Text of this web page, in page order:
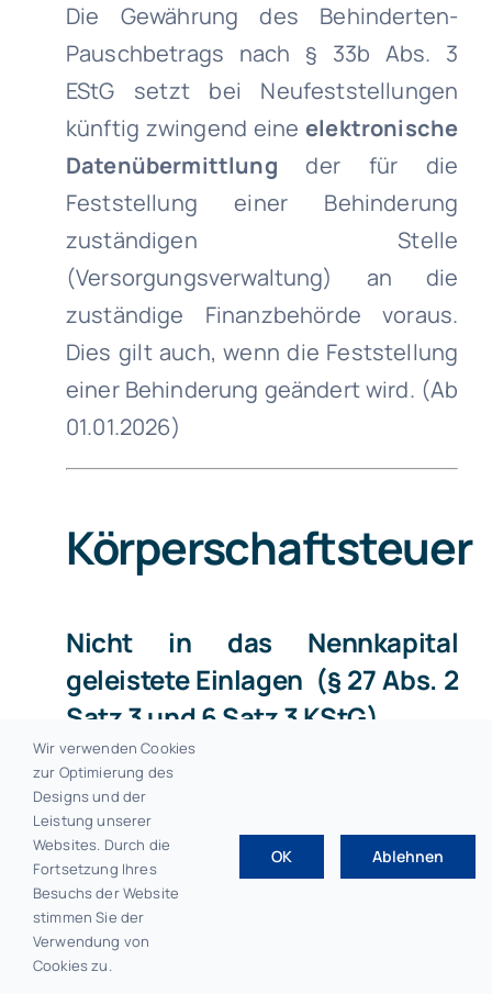
Die Gewährung des Behinderten-
Pauschbetrags nach § 33b Abs. 3
EStG setzt bei Neufeststellungen
künftig zwingend eineelektronische
Datenübermittlung der für die
Feststellung einer Behinderung
zuständigen Stelle
(Versorgungsverwaltung) an die
zuständige Finanzbehörde voraus.
Dies gilt auch, wenn die Feststellung
einer Behinderung geändert wird. (Ab
01.01.2026)
Körperschaftsteuer
Nicht in das Nennkapital
geleistete Einlagen (§ 27 Abs. 2
Satz 3 und 6 Satz 3 KStG)
In § 27 Abs. 3 Satz 3 KStG wird der
Zusatz „mit Ausnahme der
Anwendungsfälle des § 29“
eingefügt. Nach der
Gesetzesbegründung bewirkt diese
Änderung, dass künftig in allen
Wir verwenden Cookies
zur Optimierung des
Designs und der
Leistung unserer
Websites. Durch die
Fortsetzung Ihres
Besuchs der Website
stimmen Sie der
Verwendung von
Cookies zu.
OK Ablehnen